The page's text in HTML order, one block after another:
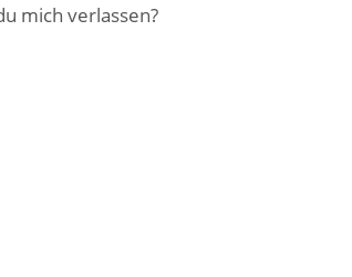
mich verlassen?